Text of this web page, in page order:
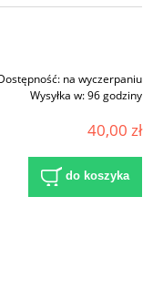
na wyczerpaniu
Wysyłka w:96 godziny
40,00 zł
do koszyka